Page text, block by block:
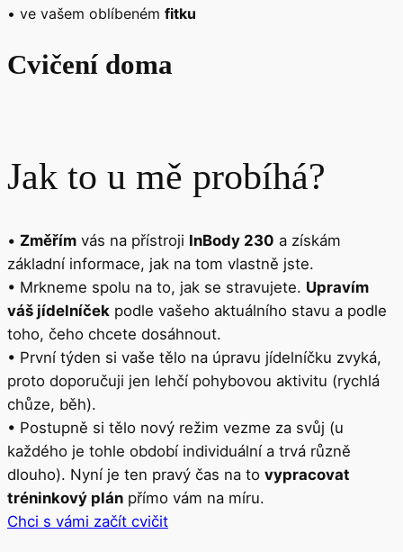
• ve vašem oblíbeném fitku
Cvičení doma
Jak to u mě probíhá?
• Změřím vás na přístroji InBody 230 a získám
základní informace, jak na tom vlastně jste.
• Mrkneme spolu na to, jak se stravujete. Upravím
váš jídelníček podle vašeho aktuálního stavu a podle
toho, čeho chcete dosáhnout.
• První týden si vaše tělo na úpravu jídelníčku zvyká,
proto doporučuji jen lehčí pohybovou aktivitu (rychlá
chůze, běh).
• Postupně si tělo nový režim vezme za svůj (u
každého je tohle období individuální a trvá různě
dlouho). Nyní je ten pravý čas na to vypracovat
tréninkový plán přímo vám na míru.
Chci s vámi začít cvičit